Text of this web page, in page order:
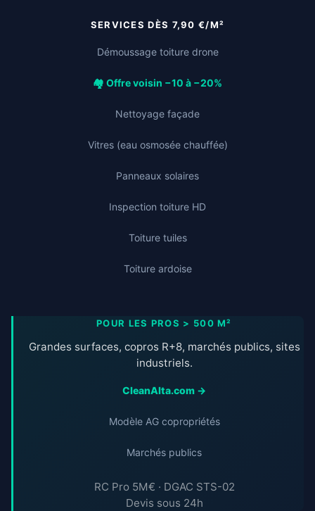
SERVICES DÈS 7,90 €/M²
Démoussage toiture drone
🏘️ Offre voisin −10 à −20%
Nettoyage façade
Vitres (eau osmosée chauffée)
Panneaux solaires
Inspection toiture HD
Toiture tuiles
Toiture ardoise
POUR LES PROS > 500 M²
Grandes surfaces, copros R+8, marchés publics, sites
industriels.
CleanAlta.com →
Modèle AG copropriétés
Marchés publics
RC Pro 5M€ · DGAC STS-02
Devis sous 24h